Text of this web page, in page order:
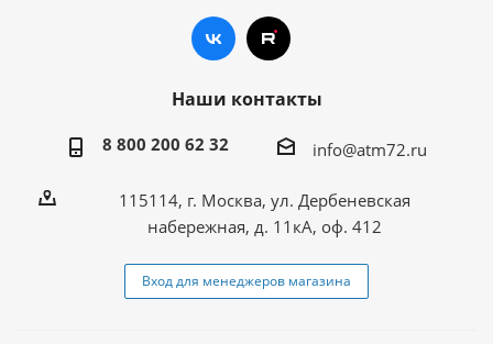
Наши контакты
8 800 200 62 32 info@atm72.ru
115114, г. Москва, ул. Дербеневская
набережная, д. 11кА, оф. 412
Вход для менеджеров магазина